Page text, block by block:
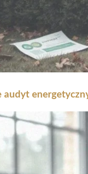
audyt